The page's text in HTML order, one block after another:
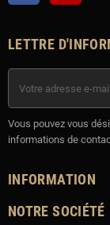
LETTRE
Vous pouvez vous
informations de
INFORMATION
NOTRE SOCIÉTÉ